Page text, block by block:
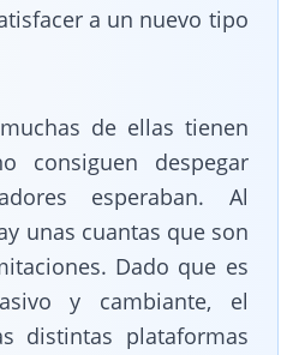
a un nuevo tipo
de ellas tienen
consiguen despegar
esperaban. Al
unas cuantas que son
Dado que es
y cambiante, el
distintas plataformas